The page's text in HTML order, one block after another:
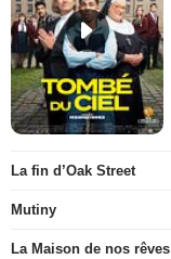
La fin d’Oak Street
Mutiny
La Maison de nos rêves